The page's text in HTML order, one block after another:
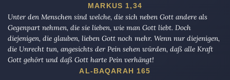
MARKUS 1,34
Unter den Menschen sind welche, die sich neben Gott andere als
Gegenpart nehmen, die sie lieben, wie man Gott liebt. Doch
diejenigen, die glauben, lieben Gott noch mehr. Wenn nur diejenigen,
die Unrecht tun, angesichts der Pein sehen würden, daß alle Kraft
Gott gehört und daß Gott harte Pein verhängt!
AL-BAQARAH 165